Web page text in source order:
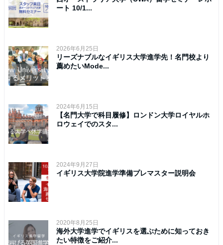
ート 10/1...
2026年6月25日
リーズナブルなイギリス大学進学先！名門校より
薦めたいMode...
2024年6月15日
【名門大学で科目履修】ロンドン大学ロイヤルホ
ロウェイでのスタ...
2024年9月27日
イギリス大学院進学準備プレマスター説明会
2020年8月25日
海外大学進学でイギリスを選ぶために知っておき
たい特徴をご紹介...